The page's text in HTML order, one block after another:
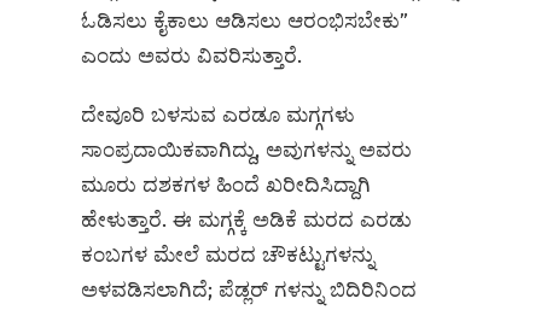
ಓಡಿಸಲು ಕೈಕಾಲು ಆಡಿಸಲು ಆರಂಭಿಸಬೇಕು”
ಎಂದು ಅವರು ವಿವರಿಸುತ್ತಾರೆ.
ದೇವೂರಿ ಬಳಸುವ ಎರಡೂ ಮಗ್ಗಗಳು
ಸಾಂಪ್ರದಾಯಿಕವಾಗಿದ್ದು, ಅವುಗಳನ್ನು ಅವರು
ಮೂರು ದಶಕಗಳ ಹಿಂದೆ ಖರೀದಿಸಿದ್ದಾಗಿ
ಹೇಳುತ್ತಾರೆ. ಈ ಮಗ್ಗಕ್ಕೆ ಅಡಿಕೆ ಮರದ ಎರಡು
ಕಂಬಗಳ ಮೇಲೆ ಮರದ ಚೌಕಟ್ಟುಗಳನ್ನು
ಅಳವಡಿಸಲಾಗಿದೆ; ಪೆಡ್ಲರ್ ಗಳನ್ನು ಬಿದಿರಿನಿಂದ